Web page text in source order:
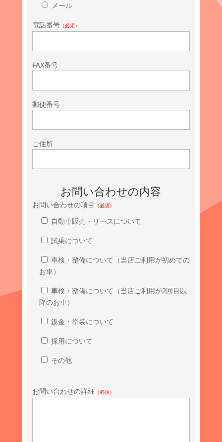
メール
電話番号（必須）
FAX番号
郵便番号
ご住所
お問い合わせの内容
お問い合わせの項目 （必須）
自動車販売・リースについて
試乗について
車検・整備について（当店ご利用が初めての
お車）
車検・整備について（当店ご利用が2回目以
降のお車）
鈑金・塗装について
採用について
その他
お問い合わせの詳細 （必須）